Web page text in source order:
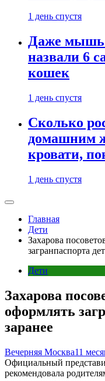
1 день спустя
Даже мышь
назвали 6
кошек
1 день спустя
Сколько
домашним
кровати,
1 день спустя
Главная
Дети
Захарова
загранпаспорта
Дети
Захарова
оформлять
заранее
Вечерняя Москва11
Официальный
рекомендовала